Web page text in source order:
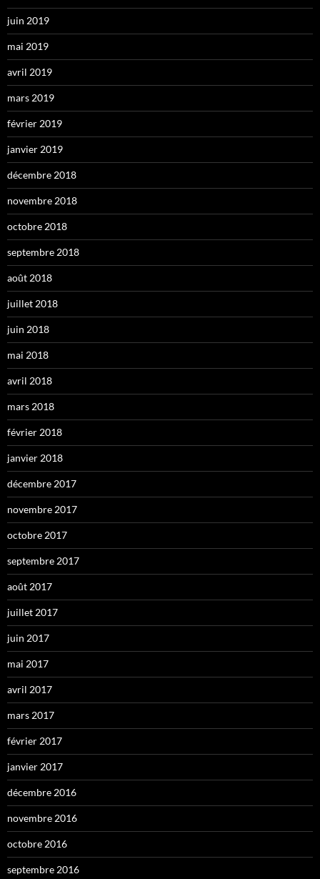
juin 2019
mai 2019
avril 2019
mars 2019
février 2019
janvier 2019
décembre 2018
novembre 2018
octobre 2018
septembre 2018
août 2018
juillet 2018
juin 2018
mai 2018
avril 2018
mars 2018
février 2018
janvier 2018
décembre 2017
novembre 2017
octobre 2017
septembre 2017
août 2017
juillet 2017
juin 2017
mai 2017
avril 2017
mars 2017
février 2017
janvier 2017
décembre 2016
novembre 2016
octobre 2016
septembre 2016